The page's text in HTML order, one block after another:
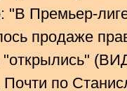
"В Премьер-
продаже
"открылись"
Почти по